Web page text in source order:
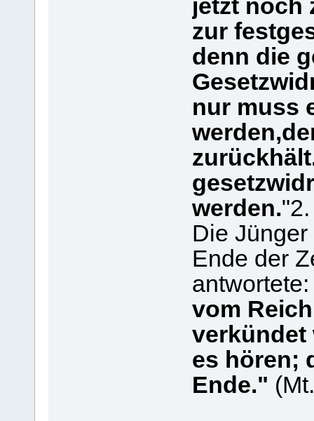
jetzt noch
zur
denn die
nur muss
werden.
Die
Ende der
vom
verkündet
es hören;
Ende."